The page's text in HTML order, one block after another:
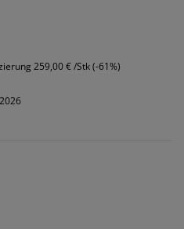
259,00 € /Stk (-61%)